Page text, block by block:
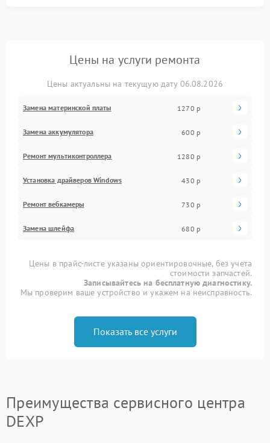
Цены на услуги ремонта
Цены актуальны на текущую дату 06.08.2026
Замена материнской платы 1270 р
Замена аккумулятора 600 р
Ремонт мультиконтроллера 1280 р
Установка драйверов Windows 430 р
Ремонт вебкамеры 730 р
Замена шлейфа 680 р
Цены в прайс-листе указаны ориентировочные, без учета
стоимости запчастей.
Записывайтесь на бесплатную диагностику.
Мы проверим ваше устройство и укажем на неисправность.
Показать все услуги
Преимущества сервисного центра
DEXP